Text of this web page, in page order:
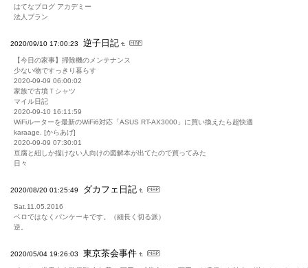
はてなブログ アカデミー
法人プラン
2020/09/10 17:00:23 逆子日記
【今日の家事】掃除機のメンテナンス
少ない物ですっきり暮らす
2020-09-09 06:00:02
家族で古墳Ｔシャツ
マイル日記
2020-09-10 16:11:59
WiFiルーターを最新のWiFi6対応「ASUS RT-AX3000」に買い換えたら超快適
karaage. [からあげ]
2020-09-09 07:30:01
豆腐と紐しか描けない人向けの図解本が出てたので買ってみた
日々
2020/08/20 01:25:49 ダカフェ日記
Sat.11.05.2016
ベロではなくパンケーキです。（細長く切る派）
逆。
2020/05/04 19:26:03 東京茶会事件